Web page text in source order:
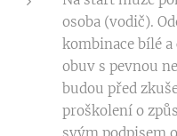
osoba (vodič).
kombinace bílé
obuv s pevnou
budou před
proškolení o